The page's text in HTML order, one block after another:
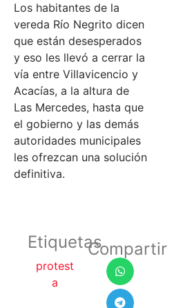
Los habitantes de la
vereda Río Negrito dicen
que están desesperados
y eso les llevó a cerrar la
vía entre Villavicencio y
Acacías, a la altura de
Las Mercedes, hasta que
el gobierno y las demás
autoridades municipales
les ofrezcan una solución
definitiva.
Etiquetas
protest
a
Compartir